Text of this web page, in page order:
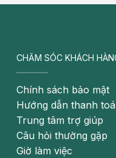
CHĂM SÓC KHÁCH
Chính sách bảo mật
Hướng dẫn thanh
Trung tâm trợ giúp
Câu hỏi thường gặp
Giờ làm việc